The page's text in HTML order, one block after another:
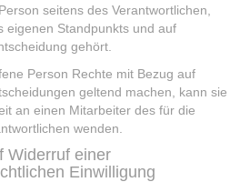
seitens des Verantwortlichen,
eigenen Standpunkts und auf
gehört.
Person Rechte mit Bezug auf
geltend machen, kann sie
an einen Mitarbeiter des für die
wenden.
einer
Einwilligung